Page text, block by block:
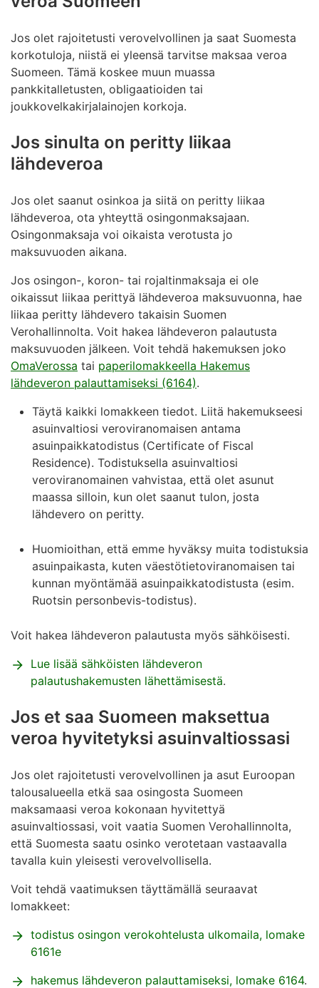
Jos olet rajoitetusti verovelvollinen ja saat Suomesta
korkotuloja, niistä ei yleensä tarvitse maksaa veroa
Suomeen. Tämä koskee muun muassa
pankkitalletusten, obligaatioiden tai
joukkovelkakirjalainojen korkoja.
Jos sinulta on peritty liikaa
lähdeveroa
Jos olet saanut osinkoa ja siitä on peritty liikaa
lähdeveroa, ota yhteyttä osingonmaksajaan.
Osingonmaksaja voi oikaista verotusta jo
maksuvuoden aikana.
Jos osingon-, koron- tai rojaltinmaksaja ei ole
oikaissut liikaa perittyä lähdeveroa maksuvuonna, hae
liikaa peritty lähdevero takaisin Suomen
Verohallinnolta. Voit hakea lähdeveron palautusta
maksuvuoden jälkeen. Voit tehdä hakemuksen joko
OmaVerossa tai paperilomakkeella Hakemus
lähdeveron palauttamiseksi (6164).
Täytä kaikki lomakkeen tiedot. Liitä hakemukseesi
asuinvaltiosi veroviranomaisen antama
asuinpaikkatodistus (Certificate of Fiscal
Residence). Todistuksella asuinvaltiosi
veroviranomainen vahvistaa, että olet asunut
maassa silloin, kun olet saanut tulon, josta
lähdevero on peritty.
Huomioithan, että emme hyväksy muita todistuksia
asuinpaikasta, kuten väestötietoviranomaisen tai
kunnan myöntämää asuinpaikkatodistusta (esim.
Ruotsin personbevis-todistus).
Voit hakea lähdeveron palautusta myös sähköisesti.
Lue lisää sähköisten lähdeveron
palautushakemusten lähettämisestä.
Jos et saa Suomeen maksettua
veroa hyvitetyksi asuinvaltiossasi
Jos olet rajoitetusti verovelvollinen ja asut Euroopan
talousalueella etkä saa osingosta Suomeen
maksamaasi veroa kokonaan hyvitettyä
asuinvaltiossasi, voit vaatia Suomen Verohallinnolta,
että Suomesta saatu osinko verotetaan vastaavalla
tavalla kuin yleisesti verovelvollisella.
Voit tehdä vaatimuksen täyttämällä seuraavat
lomakkeet:
todistus osingon verokohtelusta ulkomaila, lomake
6161e
hakemus lähdeveron palauttamiseksi, lomake 6164.